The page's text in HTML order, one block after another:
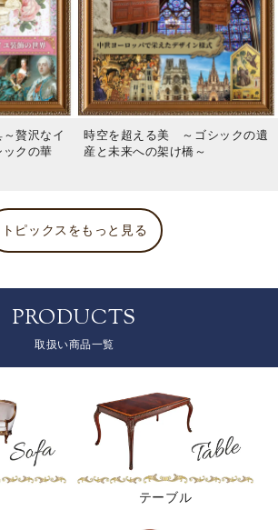
贅沢なイ
クの華
時空を超える美 ～ゴシックの遺
産と未来への架け橋～
トピックスをもっと見る
PRODUCTS
取扱い商品一覧
テーブル